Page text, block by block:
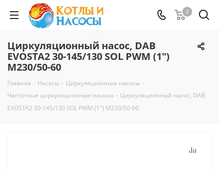
0
Циркуляционный насос, DAB
EVOSTA2 30-145/130 SOL PWM (1")
M230/50-60
Главная - Насосы - Циркуляционные насосы -
Частотные циркуляционные насосы - Циркуляционный насос, DAB
EVOSTA2 30-145/130 SOL PWM (1") M230/50-60